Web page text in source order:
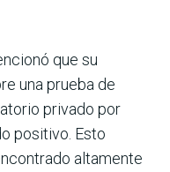
que su
una prueba de
privado por
positivo. Esto
altamente